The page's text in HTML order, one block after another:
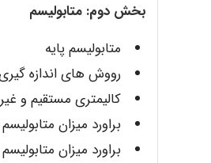
بخش دوم: متابولیسم
متابولیسم پایه
رووش های اندازه گیری
کالیمتری مستقیم و
براورد میزان
براورد میزان